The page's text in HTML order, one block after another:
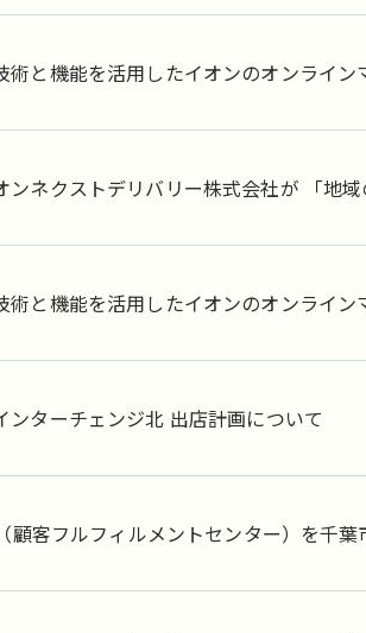
術と機能を活用したイオンのオンライ
ンネクストデリバリー株式会社が 「地
術と機能を活用したイオンのオンライ
ンターチェンジ北 出店計画について
顧客フルフィルメントセンター）を千葉